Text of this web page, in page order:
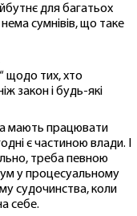
для багатьох
нема сумнівів, що таке
щодо тих, хто
закон і будь-які
мають працювати
є частиною влади. І
треба певною
у процесуальному
судочинства, коли
себе.